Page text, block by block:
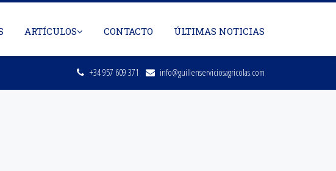
ARTÍCULOS CONTACTO ÚLTIMAS NOTICIAS
+34 957 609 371 info@guillenserviciosagricolas.com